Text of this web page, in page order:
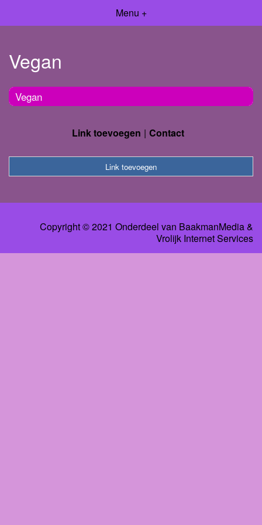
Menu +
Vegan
Vegan
Link toevoegen Contact
Link toevoegen
Copyright © 2021 Onderdeel van BaakmanMedia&
Vrolijk Internet Services